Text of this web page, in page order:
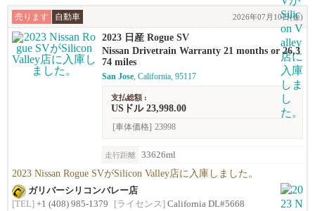
売ります 自動車 2026年07月10日(金)
2023 日産 Rogue SV
Nissan Drivetrain Warranty 21 months or 26,3
74 miles
San Jose, California, 95117
支払総額 :
USドル 23,998.00
[車体価格] 23998
走行距離 33626ml
2023 Nissan Rogue SVがSilicon Valley店に入庫しました。
ガリバーシリコンバレー店
[TEL] +1 (408) 985-1379 [ライセンス] California DL#5668